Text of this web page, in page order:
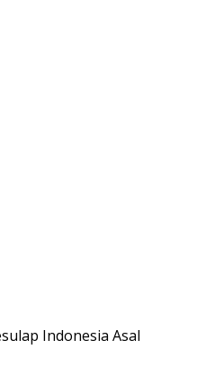
Indonesia Asal